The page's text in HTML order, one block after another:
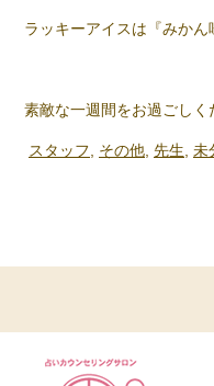
ラッキーアイスは 『みかん
素敵な一週間をお過ごしく
スタッフ その他 先生 未